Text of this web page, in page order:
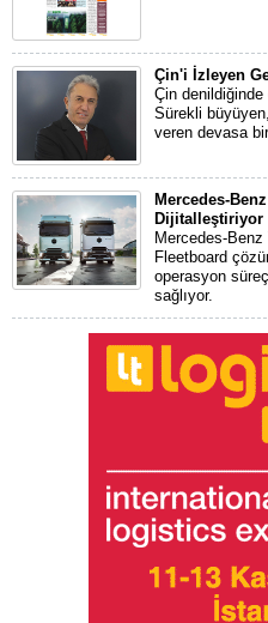
Çin'i İzleyen
Çin
Sürekli
veren devasa
Mercedes-
Dijitalleştiriyor
Mercedes-
Fleetboard
operasyon
sağlıyor.